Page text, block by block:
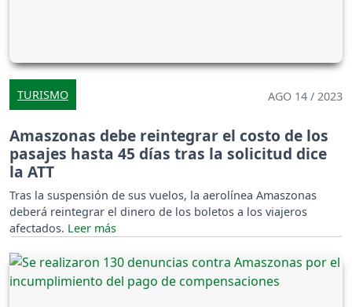
TURISMO AGO 14 / 2023
Amaszonas debe reintegrar el costo de los
pasajes hasta 45 días tras la solicitud dice
la ATT
Tras la suspensión de sus vuelos, la aerolínea Amaszonas
deberá reintegrar el dinero de los boletos a los viajeros
afectados.